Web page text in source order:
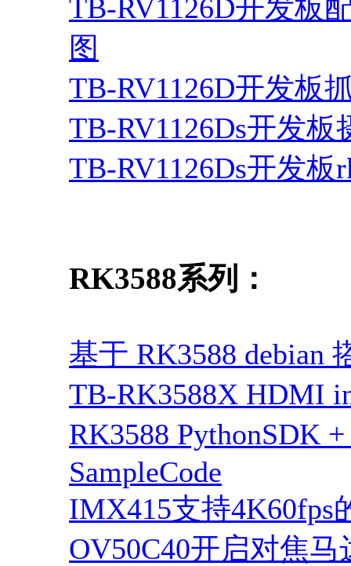
TB-RV1126D开发板
图
TB-RV1126D开发板
TB-RV1126Ds开发板
TB-RV1126Ds开发板
RK3588系列：
基于 RK3588 debian
TB-RK3588X HDMI
RK3588 PythonSDK
SampleCode
IMX415支持4K60fps
OV50C40开启对焦马